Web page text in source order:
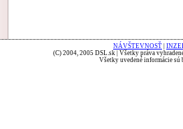
NÁVŠTEVNOSŤ
(C) 2004, 2005 DSL.sk | Všetky práva
Všetky uvedené informácie sú